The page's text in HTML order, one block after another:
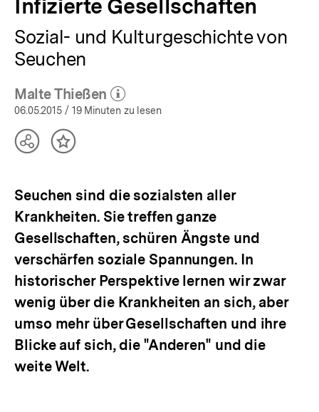
Infizierte Gesellschaften
Sozial- und Kulturgeschichte von
Seuchen
Malte Thießen
(Mehr zum Autor)
öffnen
06.05.2015 / 19 Minuten zu lesen
TeilenInhalt
Seuchen sind die sozialsten aller
Krankheiten. Sie treffen ganze
Gesellschaften, schüren Ängste und
verschärfen soziale Spannungen. In
historischer Perspektive lernen wir zwar
wenig über die Krankheiten an sich, aber
umso mehr über Gesellschaften und ihre
Blicke auf sich, die "Anderen" und die
weite Welt.